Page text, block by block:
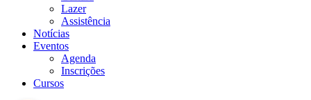
Lazer
Assistência
Notícias
Eventos
Agenda
Inscrições
Cursos